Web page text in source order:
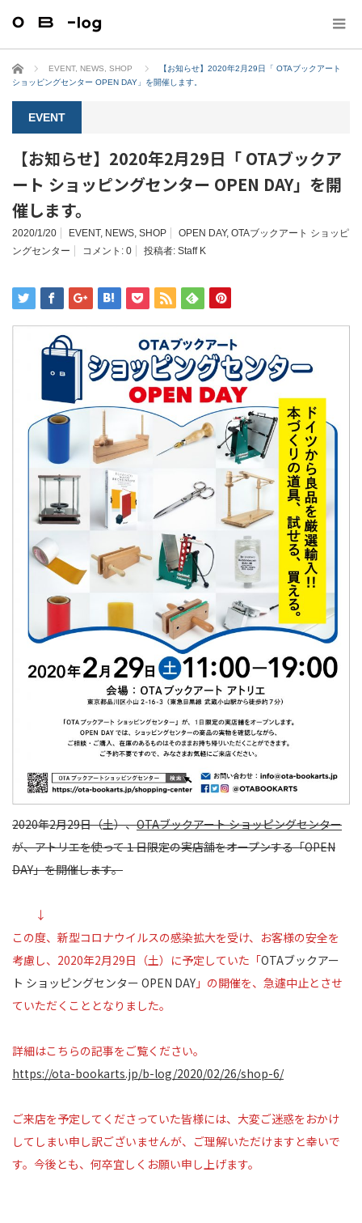
ホーム EVENT, NEWS SHOP
【お知らせ】2020年2月29日「 OTAブックアート
ショッピングセンター OPEN DAY」を開催します。
EVENT
【お知らせ】2020年2月29日「 OTAブックア
ート ショッピングセンター OPEN DAY」を開
催します。
2020/1/20 EVENT, NEWS, SHOP OPEN DAY, OTAブックアート ショッピ
ングセンター
コメント: 0 投稿者: Staff K
2020年2月29日（土）、OTAブックアート ショッピングセンター
が、アトリエを使って１日限定の実店舗をオープンする「OPEN
DAY」を開催します。
↓
この度、新型コロナウイルスの感染拡大を受け、お客様の安全を
考慮し、2020年2月29日（土）に予定していた「OTAブックアー
ト ショッピングセンター OPEN DAY 」の開催を、急遽中止とさせ
ていただくこととなりました。
詳細はこちらの記事をご覧ください。
https://ota-bookarts.jp/b-log/2020/02/26/shop-6/
ご来店を予定してくださっていた皆様には、大変ご迷惑をおかけ
してしまい申し訳ございませんが、ご理解いただけますと幸いで
す。今後とも、何卒宜しくお願い申し上げます。